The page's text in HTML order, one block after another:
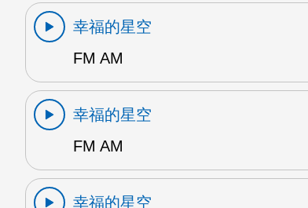
幸福的星空
FM AM
幸福的星空
FM AM
幸福的星空